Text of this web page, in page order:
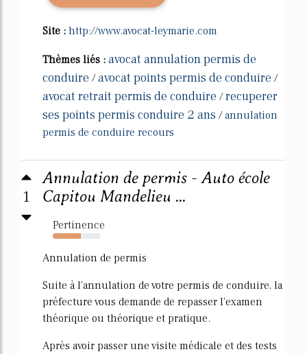
Site : http://www.avocat-leymarie.com
Thèmes liés : avocat annulation permis de
conduire /avocat points permis de conduire /
avocat retrait permis de conduire /recuperer
ses points permis conduire 2 ans /annulation
permis de conduire recours
1
Annulation de permis - Auto école
Capitou Mandelieu ...
Pertinence
59%
Annulation de permis
Suite à l'annulation de votre permis de conduire, la
préfecture vous demande de repasser l'examen
théorique ou théorique et pratique.
Après avoir passer une visite médicale et des tests